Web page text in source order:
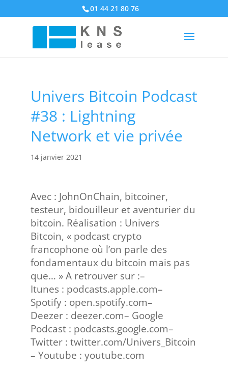
01 44 21 80 76
Univers Bitcoin Podcast
#38 : Lightning
Network et vie privée
14 janvier 2021
Avec : JohnOnChain, bitcoiner,
testeur, bidouilleur et aventurier du
bitcoin. Réalisation : Univers
Bitcoin, « podcast crypto
francophone où l’on parle des
fondamentaux du bitcoin mais pas
que… » A retrouver sur :–
Itunes : podcasts.apple.com–
Spotify : open.spotify.com–
Deezer : deezer.com– Google
Podcast : podcasts.google.com–
Twitter : twitter.com/Univers_Bitcoin
– Youtube : youtube.com